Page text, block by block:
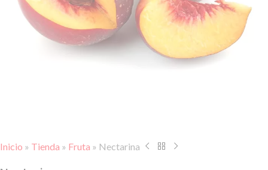
Inicio » Tienda » Fruta » Nectarina